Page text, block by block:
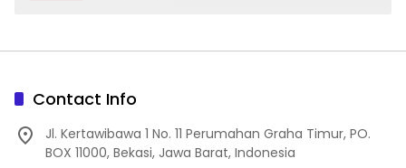
Contact Info
Jl. Kertawibawa 1 No. 11 Perumahan Graha Timur, PO.
BOX 11000, Bekasi, Jawa Barat, Indonesia